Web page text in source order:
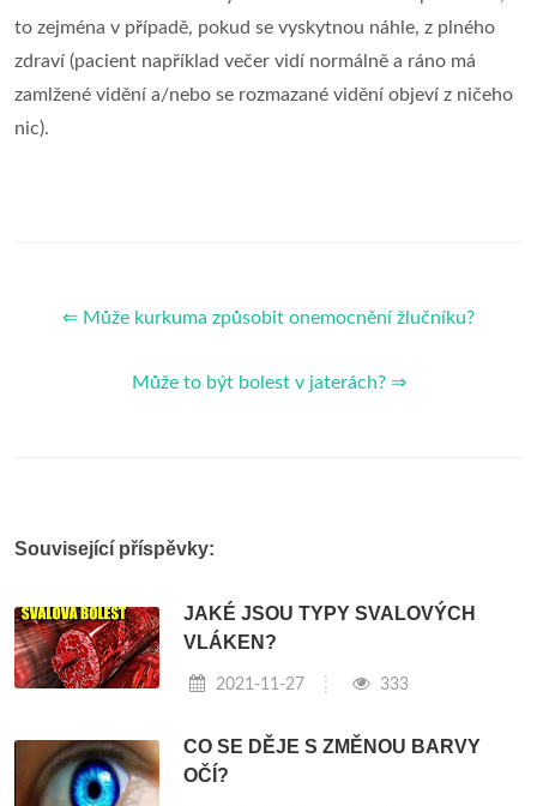
to zejména v případě, pokud se vyskytnou náhle, z plného
zdraví (pacient například večer vidí normálně a ráno má
zamlžené vidění a/nebo se rozmazané vidění objeví z ničeho
nic).
⇐ Může kurkuma způsobit onemocnění žlučníku?
Může to být bolest v jaterách? ⇒
Související příspěvky:
JAKÉ JSOU TYPY SVALOVÝCH
VLÁKEN?
2021-11-27 333
CO SE DĚJE S ZMĚNOU BARVY
OČÍ?